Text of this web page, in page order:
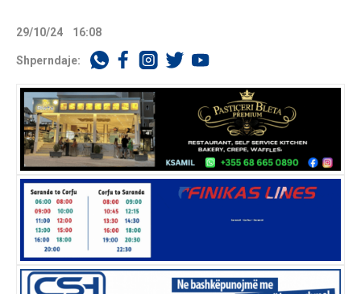
29/10/24 16:08
Shperndaje: